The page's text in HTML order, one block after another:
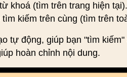
khoá (tìm trên trang hiện tại).
kiếm trên cùng (tìm trên
tự động, giúp bạn "tìm
hoàn chỉnh nội dung.